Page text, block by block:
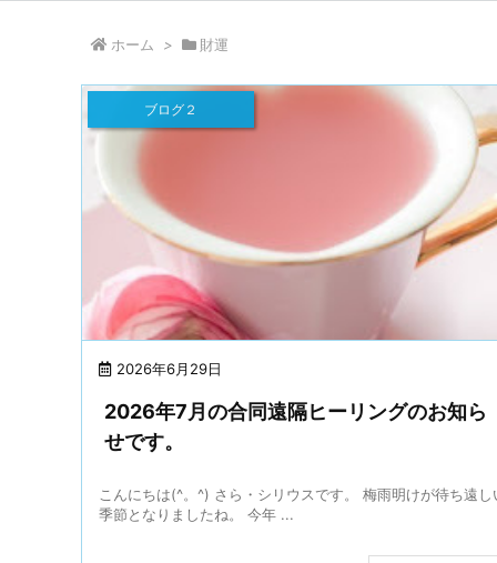
ホーム > 財運
2026年6月29日
ブログ２
2026年7月の合同遠隔ヒーリングのお知ら
せです。
こんにちは(^。^) さら・シリウスです。 梅雨明けが待ち遠し
季節となりましたね。 今年 ...